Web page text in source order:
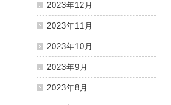
2023年12月
2023年11月
2023年10月
2023年9月
2023年8月